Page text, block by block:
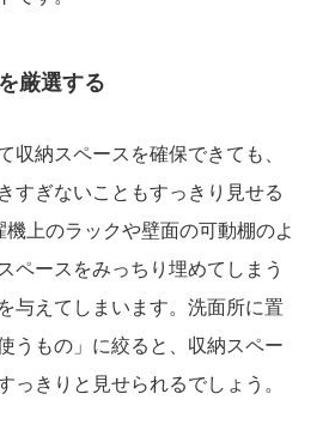
厳選する
収納スペースを確保できても、
すぎないこともすっきり見せる
上のラックや壁面の可動棚のよ
ペースをみっちり埋めてしまう
与えてしまいます。洗面所に置
うもの」に絞ると、収納スペー
っきりと見せられるでしょう。